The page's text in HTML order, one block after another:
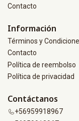
Contacto
Información
Términos y
Contacto
Política de reembolso
Política de privacidad
Contáctanos
+56959918967